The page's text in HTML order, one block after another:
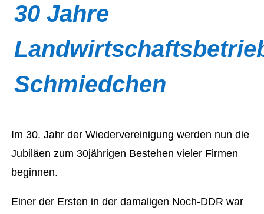
30 Jahre
Schmiedchen
Im 30. Jahr der Wiedervereinigung werden nun die
Jubiläen zum 30jährigen Bestehen vieler Firmen
beginnen.
Einer der Ersten in der damaligen Noch-DDR war